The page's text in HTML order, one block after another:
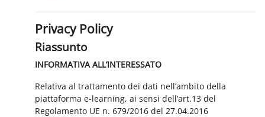
Privacy Policy
Riassunto
INFORMATIVA ALL’INTERESSATO
Relativa al trattamento dei dati nell’ambito della
piattaforma e-learning, ai sensi dell’art.13 del
Regolamento UE n. 679/2016 del 27.04.2016